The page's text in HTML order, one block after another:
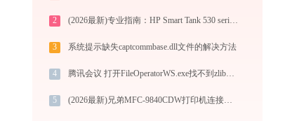
2 (2026最新)专业指南：HP Smart Tank 530 series PCL3打印机驱动的下载与安装步骤详解
3 系统提示缺失captcommbase.dll文件的解决方法
4 腾讯会议 打开FileOperatorWS.exe找不到zlibwapi.dll怎么办
5 (2026最新)兄弟MFC-9840CDW打印机连接问题？教你快速解决！-金山毒霸